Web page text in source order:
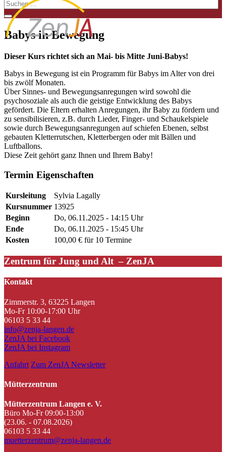
Babys in Bewegung
Dieser Kurs richtet sich an Mai- bis Mitte Juni-Babys!
Babys in Bewegung ist ein Programm für Babys im Alter von drei
bis zwölf Monaten.
Über Sinnes- und Bewegungsanregungen wird sowohl die
psychosoziale als auch die geistige Entwicklung des Babys
gefördert. Die Eltern erhalten Anregungen, ihr Baby zu fördern und
zu sensibilisieren, z.B. durch Lieder, Finger- und Schaukelspiele
sowie durch Bewegungsanregungen auf schiefen Ebenen, selbst
gebauten Kletterrutschen, Kletterbergen oder mit Bällen und
Luftballons.
Diese Zeit gehört ganz Ihnen und Ihrem Baby!
Termin Eigenschaften
Kursleitung
Sylvia Lagally
Kursnummer 13925
Beginn
Do, 06.11.2025 - 14:15 Uhr
Ende
Do, 06.11.2025 - 15:45 Uhr
Kosten
100,00 € für 10 Termine
Zentrum für Jung und Alt – ZenJA
Kontakt
Zimmerstr. 3, 63225 Langen
Mo-Fr 10:00-17:00 Uhr
06103 5 33 44
info@zenja-langen.de
ZenJA bei Facebook
ZenJA bei Instagram
Anfahrt Zum ZenJA Newsletter
Mütterzentrum
Mütterzentrum Langen e. V.
Büro Mo-Fr 09:00-13:00
(23.06. - 07.08.2026)
06103 5 33 44
muetterzentrum@zenja-langen.de